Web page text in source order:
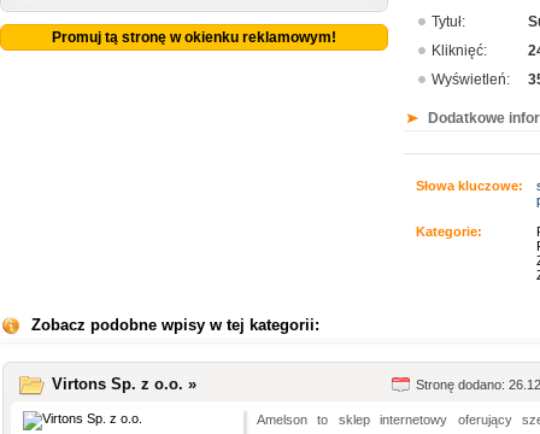
Promuj tą stronę w okienku reklamowym!
Tytuł:
Kliknięć:
Wyświetleń:
Dodatkowe
Słowa kluczowe:
Kategorie:
Zobacz podobne wpisy w tej kategorii:
Virtons Sp. z o.o. » Stronę dodano:
Amelson to sklep internetowy oferujący